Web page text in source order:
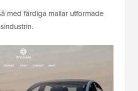
med färdiga mallar utformade